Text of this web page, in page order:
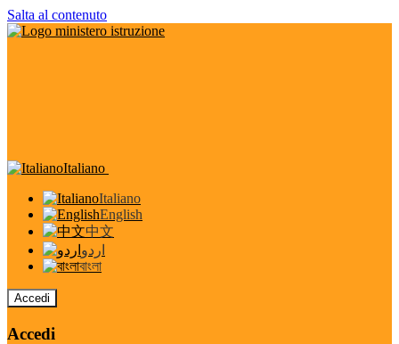
Salta al contenuto
Italiano
Italiano
English
中文
اردو
বাংলা
Accedi
Accedi